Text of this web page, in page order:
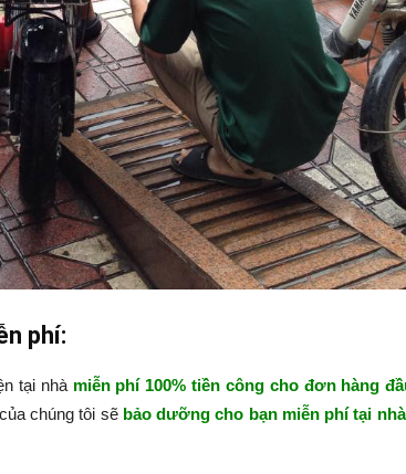
phí:
tại nhà miễn phí 100% tiền công cho đơn hàng
chúng tôi sẽ bảo dưỡng cho bạn miễn phí tại